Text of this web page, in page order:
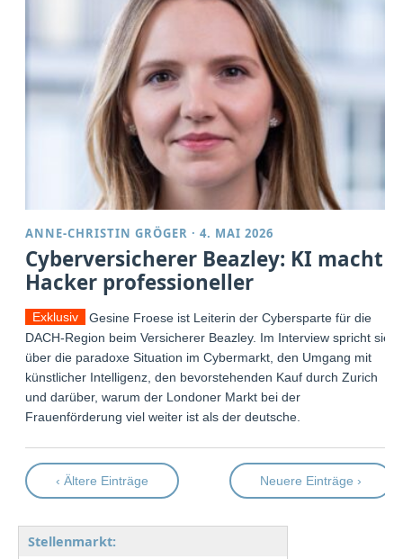
ANNE-CHRISTIN GRÖGER ·4. MAI 2026
Cyberversicherer Beazley: KI macht
Hacker professioneller
Exklusiv
Gesine Froese ist Leiterin der Cybersparte für die
DACH-Region beim Versicherer Beazley. Im Interview spricht sie
über die paradoxe Situation im Cybermarkt, den Umgang mit
künstlicher Intelligenz, den bevorstehenden Kauf durch Zurich
und darüber, warum der Londoner Markt bei der
Frauenförderung viel weiter ist als der deutsche.
‹ Ältere Einträge Neuere Einträge ›
Stellenmarkt: